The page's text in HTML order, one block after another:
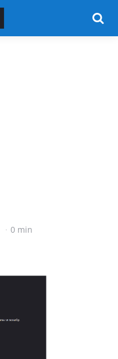
0 min